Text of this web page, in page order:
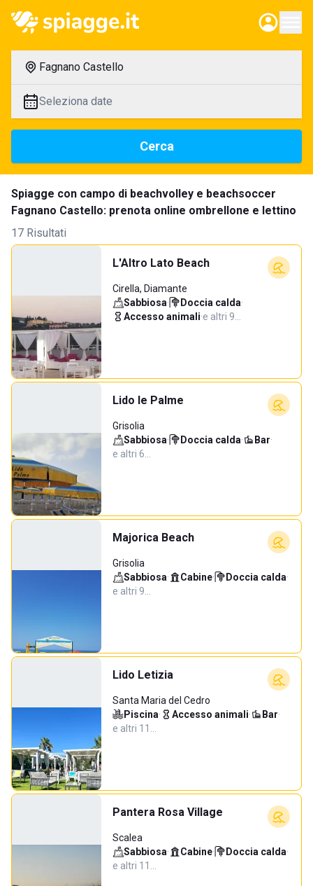
Fagnano Castello
Seleziona date
Cerca
Spiagge con campo di beachvolley e beachsoccer
Fagnano Castello: prenota online ombrellone e lettino
17 Risultati
L'Altro Lato Beach
Cirella, Diamante
Sabbiosa· Doccia calda·
Accesso animali·e altri 9…
Lido le Palme
Grisolia
Sabbiosa· Doccia calda· Bar·
e altri 6…
Majorica Beach
Grisolia
Sabbiosa· Cabine· Doccia calda·
e altri 9…
Lido Letizia
Santa Maria del Cedro
Piscina· Accesso animali· Bar·
e altri 11…
Pantera Rosa Village
Scalea
Sabbiosa· Cabine· Doccia calda·
e altri 11…